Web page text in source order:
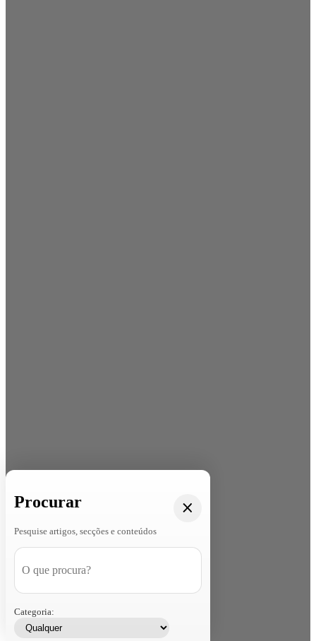
Procurar
Pesquise artigos, secções e conteúdos
Categoria: